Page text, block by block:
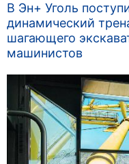
В Эн+ Уголь
динамический
шагающего
машинистов